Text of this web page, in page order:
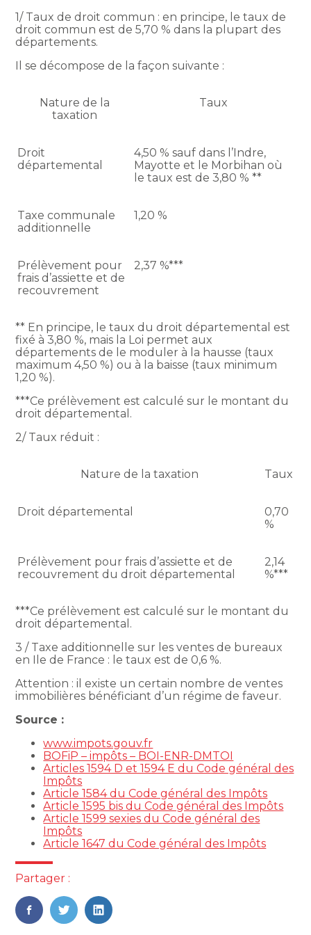
1/ Taux de droit commun : en principe, le taux de
droit commun est de 5,70 % dans la plupart des
départements.
Il se décompose de la façon suivante :
Nature de la
taxation
Taux
Droit
départemental
4,50 % sauf dans l’Indre,
Mayotte et le Morbihan où
le taux est de 3,80 % **
Taxe communale
additionnelle
1,20 %
Prélèvement pour
frais d’assiette et de
recouvrement
2,37 %***
** En principe, le taux du droit départemental est
fixé à 3,80 %, mais la Loi permet aux
départements de le moduler à la hausse (taux
maximum 4,50 %) ou à la baisse (taux minimum
1,20 %).
***Ce prélèvement est calculé sur le montant du
droit départemental.
2/ Taux réduit :
Nature de la taxation Taux
Droit départemental
0,70
%
Prélèvement pour frais d’assiette et de
recouvrement du droit départemental
2,14
%***
***Ce prélèvement est calculé sur le montant du
droit départemental.
3 / Taxe additionnelle sur les ventes de bureaux
en Ile de France : le taux est de 0,6 %.
Attention : il existe un certain nombre de ventes
immobilières bénéficiant d’un régime de faveur.
Source :
www.impots.gouv.fr
BOFiP – impôts – BOI-ENR-DMTOI
Articles 1594 D et 1594 E du Code général des
Impôts
Article 1584 du Code général des Impôts
Article 1595 bis du Code général des Impôts
Article 1599 sexies du Code général des
Impôts
Article 1647 du Code général des Impôts
Partager :
FaceBook
TwitterLinkedIn